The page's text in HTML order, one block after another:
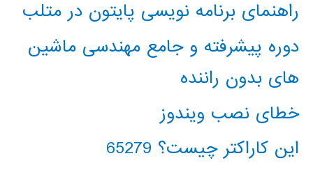
راهنمای برنامه نویسی پایتون در متلب
دوره پیشرفته و جامع مهندسی ماشین
های بدون راننده
خطای نصب ویندوز
این کاراکتر چیست؟ 65279